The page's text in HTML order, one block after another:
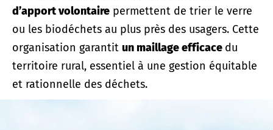
d’apport volontaire permettent de trier le verre
ou les biodéchets au plus près des usagers. Cette
organisation garantit un maillage efficace du
territoire rural, essentiel à une gestion équitable
et rationnelle des déchets.